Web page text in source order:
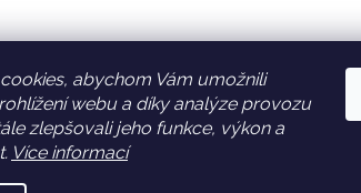
abychom Vám umožnili
webu a díky analýze provozu
zlepšovali jeho funkce, výkon a
Více informací
Facebook Věrnostní slevy